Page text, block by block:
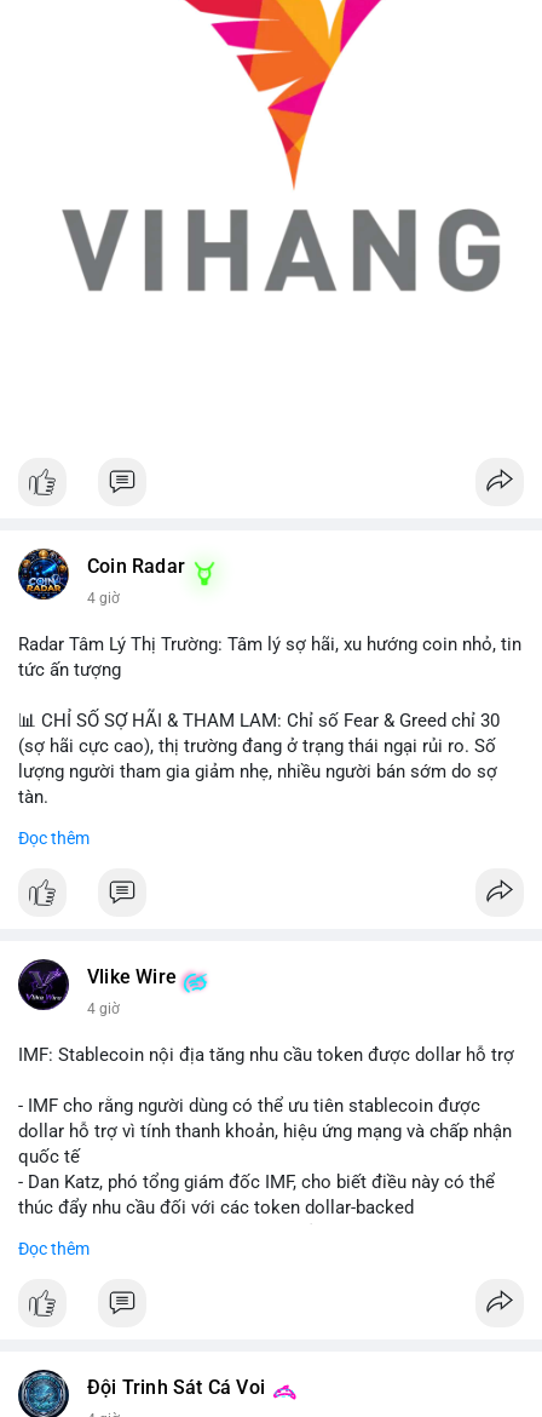
Coin Radar
4 giờ
Radar Tâm Lý Thị Trường: Tâm lý sợ hãi, xu hướng coin nhỏ, tin
tức ấn tượng
📊 CHỈ SỐ SỢ HÃI & THAM LAM: Chỉ số Fear & Greed chỉ 30
(sợ hãi cực cao), thị trường đang ở trạng thái ngại rủi ro. Số
lượng người tham gia giảm nhẹ, nhiều người bán sớm do sợ
tàn.
📈 XU HƯỚNG TÌM KIẾM & THẢO LUẬN: Biconomy (BICO),
coin được tìm kiếm nhiều nhất. Chủ đề NFT (Pudgy Penguins),
💬 DÒNG CHẢY TIN TỨC & TRUYỀN THÔNG: Bàn tán trên
Binance Square tập trung vào lệnh kẹp, dự báo NVDA và Musk
luận về Clearity Act.
💡 NHẬN ĐỊNH & KHUYẾN NGHỊ: Tâm lý ngắn hạn vẫn tiêu
cực do sợ hãi, nhưng xu hướng coin nhỏ và tin tức AI/NVIDA
có thể tạo cơ hội mua sớm. Cần theo dõi sự thay đổi trong
chính sách crypto Mỹ.
Đọc thêm
Vlike Wire
4 giờ
IMF: Stablecoin nội địa tăng nhu cầu token được dollar hỗ trợ
- IMF cho rằng người dùng có thể ưu tiên stablecoin được
dollar hỗ trợ vì tính thanh khoản, hiệu ứng mạng và chấp nhận
quốc tế
- Dan Katz, phó tổng giám đốc IMF, cho biết điều này có thể
thúc đẩy nhu cầu đối với các token dollar-backed
triển stablecoin nội địa
$btc $eth
📰 Nguồn: Cointelegraph
Đọc thêm
Đội Trinh Sát Cá Voi